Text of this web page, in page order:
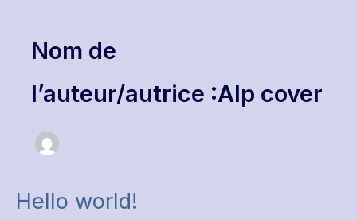
Nom de
l’auteur/autrice :Alp cover
Hello world!
Hello